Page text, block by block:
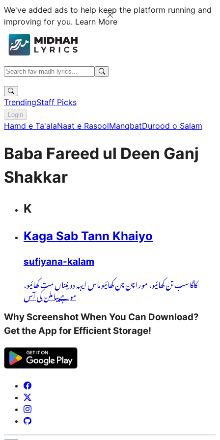
We've added ads to help keep the platform running and
improving for you. Learn More
TrendingStaff Picks
Login
Hamd e Ta'alaNaat e RasoolManqbatDurood o Salam
Baba Fareed ul Deen Ganj
Shakkar
K
Kaga Sab Tann Khaiyo
sufiyana-kalam
کاگا سب تن کھائیو، مورا چن چن کھائیو ماس ایہہ دو نیناں مت کھائیو،
موہےپیا ملن کی آس
Why Screenshot When You Can Download?
Get the App for Efficient Storage!